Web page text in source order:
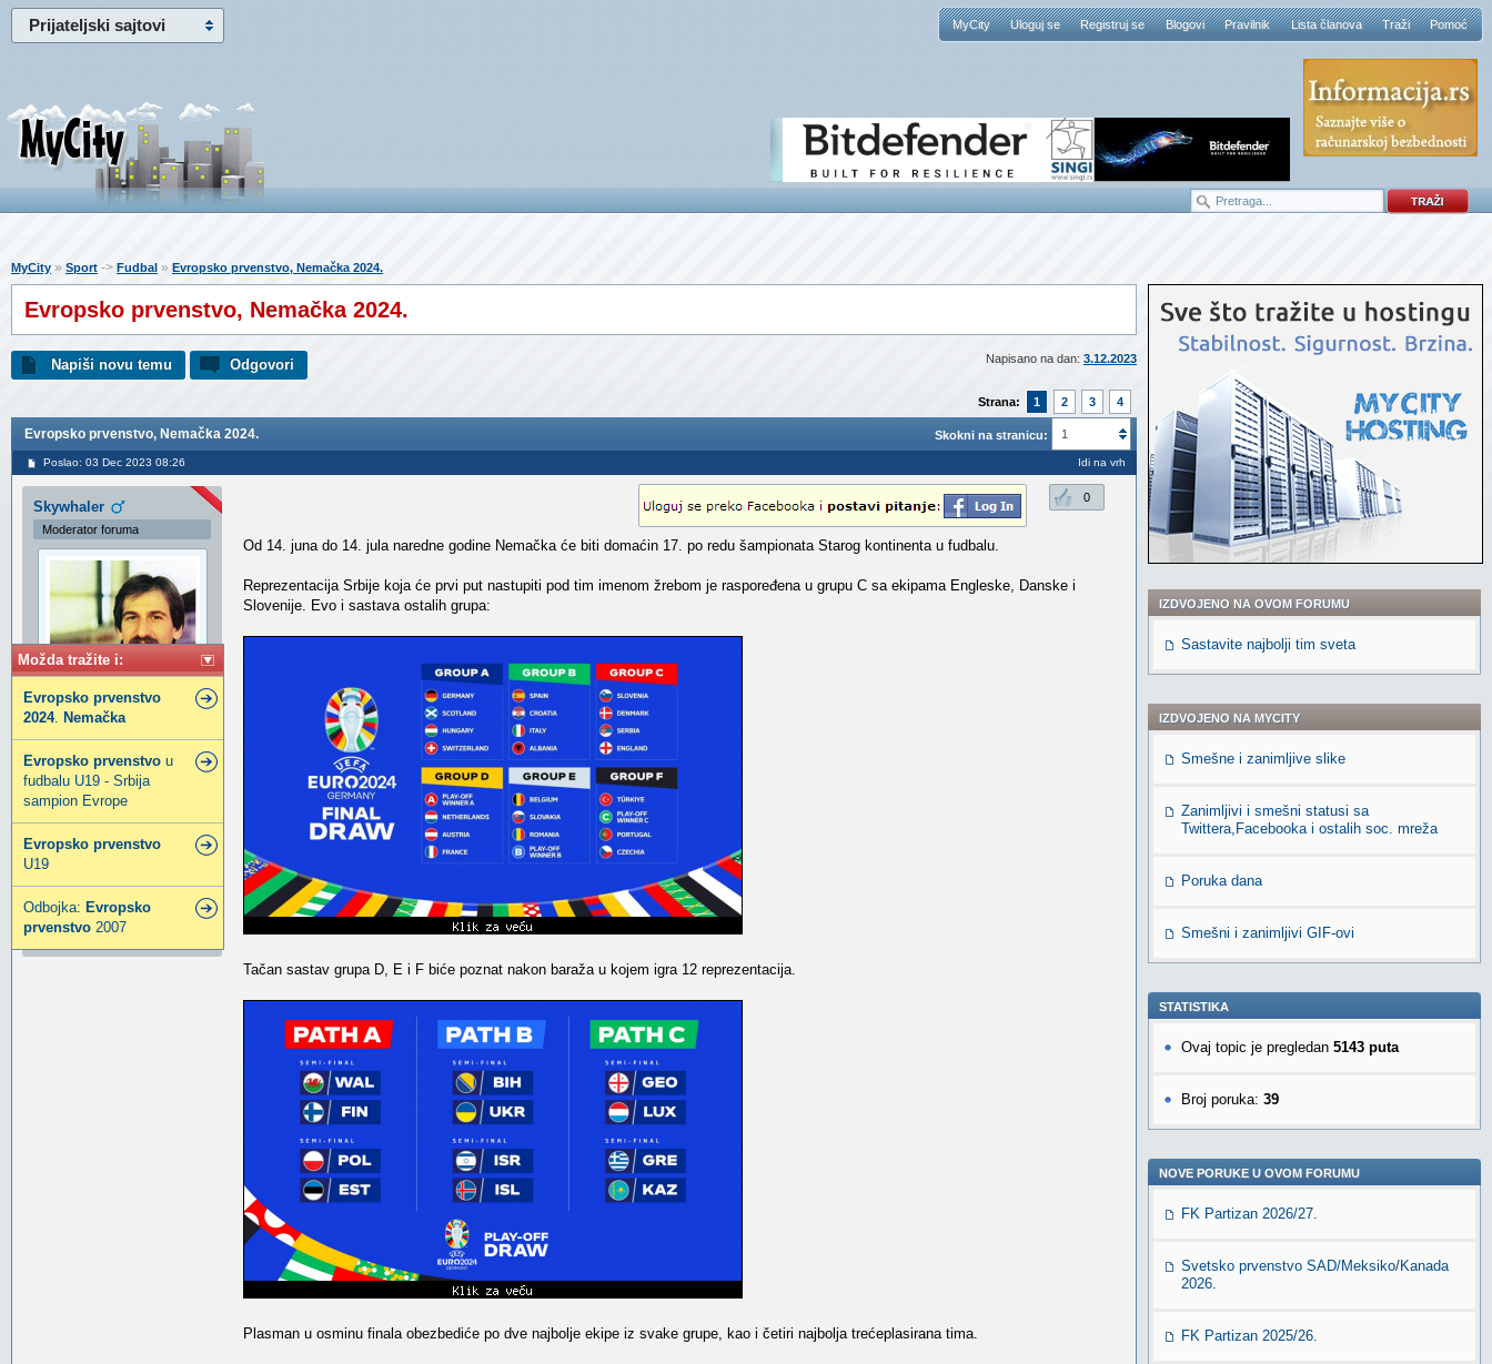
Prijateljski sajtovi MyCity Uloguj se Registruj se Blogovi Pravilnik Lista članova Traži Pomoć
Možda tražite i:
Evropsko prvenstvo
2024. Nemačka
Evropsko prvenstvo u
fudbalu U19 - Srbija
sampion Evrope
Evropsko prvenstvo
U19
Odbojka: Evropsko
prvenstvo 2007
MyCity » Sport -> Fudbal » Evropsko prvenstvo, Nemačka 2024.
Evropsko prvenstvo, Nemačka 2024.
Napisano na dan: 3.12.2023
Napiši novu temu Odgovori
Strana: 1 2 3 4
Skokni na stranicu: 1
Evropsko prvenstvo, Nemačka 2024.
Poslao: 03 Dec 2023 08:26 Idi na vrh
Skywhaler
Moderator foruma
vampire and philosopher,
problem owner©smt,
racist/fascist hunter on
duty©t
Poruke:9116
Gde živiš: Esgaroth
0
Od 14. juna do 14. jula naredne godine Nemačka će biti domaćin 17. po redu šampionata Starog kontinenta u fudbalu.
Reprezentacija Srbije koja će prvi put nastupiti pod tim imenom žrebom je raspoređena u grupu C sa ekipama Engleske, Danske i
Slovenije. Evo i sastava ostalih grupa:
Tačan sastav grupa D, E i F biće poznat nakon baraža u kojem igra 12 reprezentacija.
Plasman u osminu finala obezbediće po dve najbolje ekipe iz svake grupe, kao i četiri najbolja trećeplasirana tima.
IZDVOJENO NA OVOM FORUMU
Sastavite najbolji tim sveta
IZDVOJENO NA MYCITY
Smešne i zanimljive slike
Zanimljivi i smešni statusi sa
Twittera,Facebooka i ostalih soc. mreža
Poruka dana
Smešni i zanimljivi GIF-ovi
STATISTIKA
Ovaj topic je pregledan 5143 puta
Broj poruka: 39
NOVE PORUKE U OVOM FORUMU
FK Partizan 2026/27.
Svetsko prvenstvo SAD/Meksiko/Kanada
2026.
FK Partizan 2025/26.